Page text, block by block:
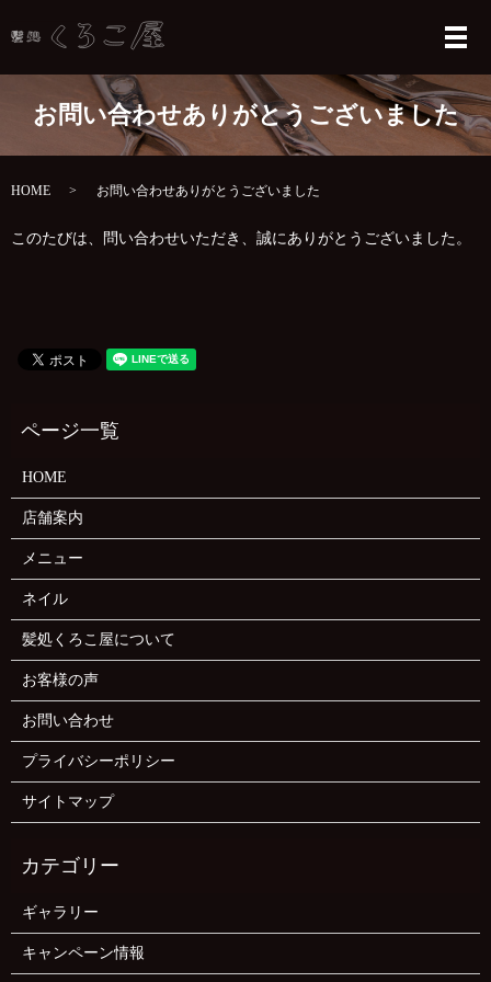
メ
お問い合わせありがとうございました
HOME お問い合わせありがとうございました
このたびは、問い合わせいただき、誠にありがとうございました。
HOME
店舗案内
メニュー
ネイル
髪処くろこ屋について
お客様の声
お問い合わせ
プライバシーポリシー
サイトマップ
ギャラリー
キャンペーン情報